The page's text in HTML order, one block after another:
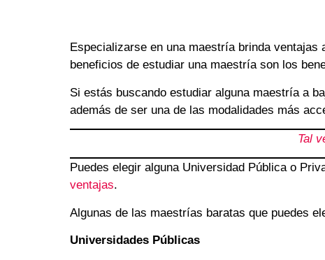
Especializarse en una maestría brinda
beneficios de estudiar una maestría son los
Si estás buscando estudiar alguna maestría a
además de ser una de las modalidades más
Tal
Puedes elegir alguna Universidad Pública o
ventajas.
Algunas de las maestrías baratas que puedes
Universidades Públicas